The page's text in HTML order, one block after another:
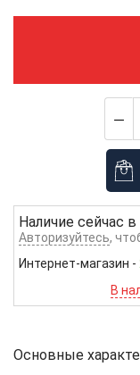
Наличие сейчас в
Авторизуйтесь,
Интернет-магазин -
В
Основные